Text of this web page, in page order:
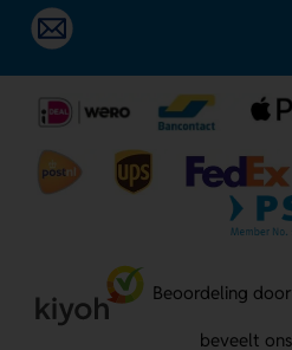
Beoordeling
beveelt